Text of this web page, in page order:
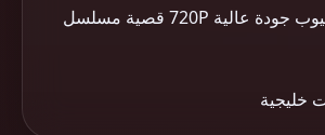
وتحميل اون لاين يوتيوب جودة عالية 720P قصية مسلسل